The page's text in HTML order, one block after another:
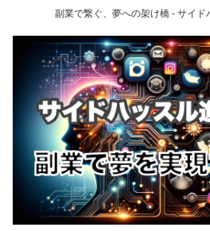
副業で繋ぐ、夢への架け橋 - サイ